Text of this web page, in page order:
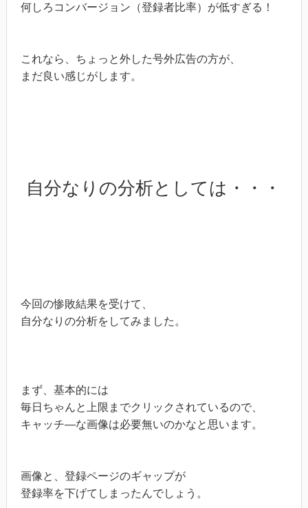
何しろコンバージョン（登録者比率）が低すぎる！
これなら、ちょっと外した号外広告の方が、
まだ良い感じがします。
自分なりの分析としては・・・
今回の惨敗結果を受けて、
自分なりの分析をしてみました。
まず、基本的には
毎日ちゃんと上限までクリックされているので、
キャッチ―な画像は必要無いのかなと思います。
画像と、登録ページのギャップが
登録率を下げてしまったんでしょう。